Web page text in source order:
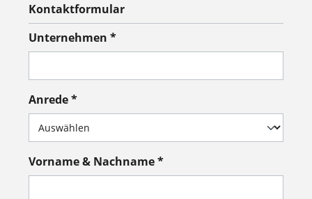
Kontaktformular
Unternehmen *
Anrede *
Vorname & Nachname *